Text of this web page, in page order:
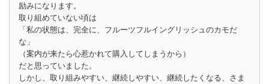
励みになります。
取り組めていない頃は
「私の状態は、完全に、フルーツフルイングリッシュのカモだ
な」
（案内が来たら心惹かれて購入してしまうから）
だと思っていました。
しかし、取り組みやすい、継続しやすい、継続したくなる、さま